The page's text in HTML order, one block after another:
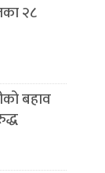
२८
बहाव